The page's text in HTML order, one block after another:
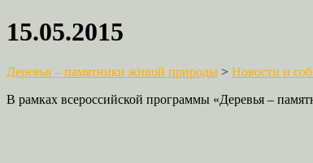
15.05.2015
Деревья – памятники живой природы > Новости и
В рамках всероссийской программы «Деревья –